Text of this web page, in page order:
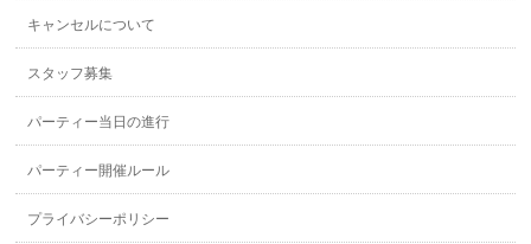
キャンセルについて
スタッフ募集
パーティー当日の進行
パーティー開催ルール
プライバシーポリシー